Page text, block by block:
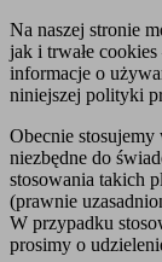
Na naszej stronie
jak i trwałe cookies
informacje o
niniejszej polityki
Obecnie stosujemy
niezbędne do
stosowania takich
(prawnie
W przypadku
prosimy o